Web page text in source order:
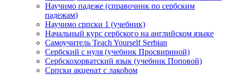
Научимо падеже (справочник по сербским
падежам)
Научимо српски 1 (учебник)
Начальный курс сербского на английском языке
Самоучитель Teach Yourself Serbian
Сербский с нуля (учебник Просвириной)
Сербскохорватский язык (учебник Поповой)
Српски акценат с лакоћом